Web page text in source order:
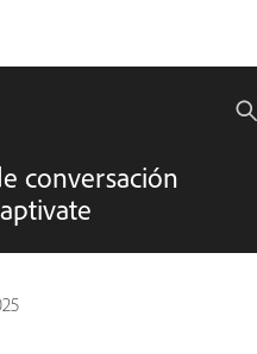
conversación